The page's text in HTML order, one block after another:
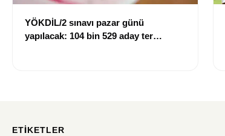
YÖKDİL/2 sınavı pazar günü
yapılacak: 104 bin 529 aday ter
ETIKETLER